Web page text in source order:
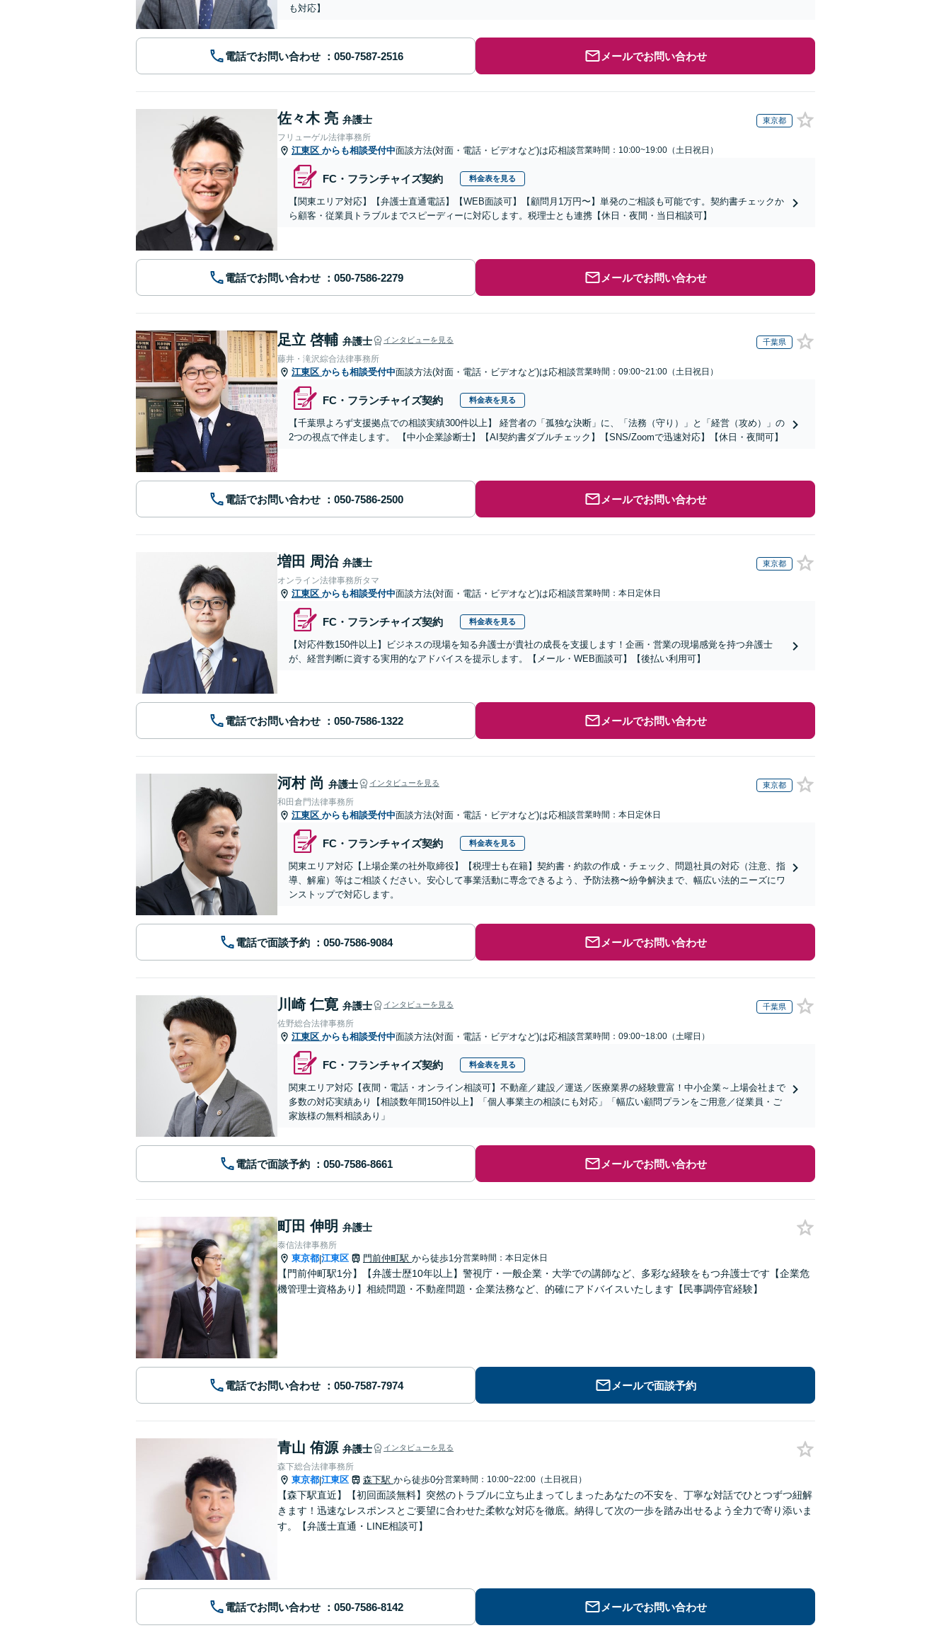
も対応】
電話でお問い合わせ メールでお問い合わせ
佐々木 亮 弁護士 東京都
フリューゲル法律事務所
江東区 からも相談受付中面談方法(対面・電話・ビデオなど)は応相談営業時間：10:00~19:00（土日祝日）
FC・フランチャイズ契約 料金表を見る
【関東エリア対応】【弁護士直通電話】【WEB面談可】【顧問月1万円〜】単発のご相談も可能です。契約書チェックか
ら顧客・従業員トラブルまでスピーディーに対応します。税理士とも連携【休日・夜間・当日相談可】
電話でお問い合わせ メールでお問い合わせ
足立 啓輔 弁護士 インタビューを見る 千葉県
藤井・滝沢綜合法律事務所
江東区 からも相談受付中面談方法(対面・電話・ビデオなど)は応相談営業時間：09:00~21:00（土日祝日）
FC・フランチャイズ契約 料金表を見る
【千葉県よろず支援拠点での相談実績300件以上】 経営者の「孤独な決断」に、「法務（守り）」と「経営（攻め）」の
2つの視点で伴走します。 【中小企業診断士】【AI契約書ダブルチェック】【SNS/Zoomで迅速対応】【休日・夜間可】
電話でお問い合わせ メールでお問い合わせ
増田 周治 弁護士 東京都
オンライン法律事務所タマ
江東区 からも相談受付中面談方法(対面・電話・ビデオなど)は応相談営業時間：本日定休日
FC・フランチャイズ契約 料金表を見る
【対応件数150件以上】ビジネスの現場を知る弁護士が貴社の成長を支援します！企画・営業の現場感覚を持つ弁護士
が、経営判断に資する実用的なアドバイスを提示します。【メール・WEB面談可】【後払い利用可】
電話でお問い合わせ メールでお問い合わせ
河村 尚 弁護士 インタビューを見る 東京都
和田倉門法律事務所
江東区 からも相談受付中面談方法(対面・電話・ビデオなど)は応相談営業時間：本日定休日
FC・フランチャイズ契約 料金表を見る
関東エリア対応【上場企業の社外取締役】【税理士も在籍】契約書・約款の作成・チェック、問題社員の対応（注意、指
導、解雇）等はご相談ください。安心して事業活動に専念できるよう、予防法務〜紛争解決まで、幅広い法的ニーズにワ
ンストップで対応します。
電話で面談予約 メールでお問い合わせ
川崎 仁寛 弁護士 インタビューを見る 千葉県
佐野総合法律事務所
江東区 からも相談受付中面談方法(対面・電話・ビデオなど)は応相談営業時間：09:00~18:00（土曜日）
FC・フランチャイズ契約 料金表を見る
関東エリア対応【夜間・電話・オンライン相談可】不動産／建設／運送／医療業界の経験豊富！中小企業～上場会社まで
多数の対応実績あり【相談数年間150件以上】「個人事業主の相談にも対応」「幅広い顧問プランをご用意／従業員・ご
家族様の無料相談あり」
電話で面談予約 メールでお問い合わせ
町田 伸明 弁護士
泰信法律事務所
東京都|江東区 門前仲町駅 から徒歩1分営業時間：本日定休日
【門前仲町駅1分】【弁護士歴10年以上】警視庁・一般企業・大学での講師など、多彩な経験をもつ弁護士です【企業危
機管理士資格あり】相続問題・不動産問題・企業法務など、的確にアドバイスいたします【民事調停官経験】
電話でお問い合わせ メールで面談予約
青山 侑源 弁護士 インタビューを見る
森下総合法律事務所
東京都|江東区 森下駅 から徒歩0分営業時間：10:00~22:00（土日祝日）
【森下駅直近】【初回面談無料】突然のトラブルに立ち止まってしまったあなたの不安を、丁寧な対話でひとつずつ紐解
きます！迅速なレスポンスとご要望に合わせた柔軟な対応を徹底。納得して次の一歩を踏み出せるよう全力で寄り添いま
す。【弁護士直通・LINE相談可】
電話でお問い合わせ メールでお問い合わせ